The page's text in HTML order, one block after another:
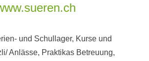
und Schullager, Kurse und
Anlässe, Praktikas Betreuung,